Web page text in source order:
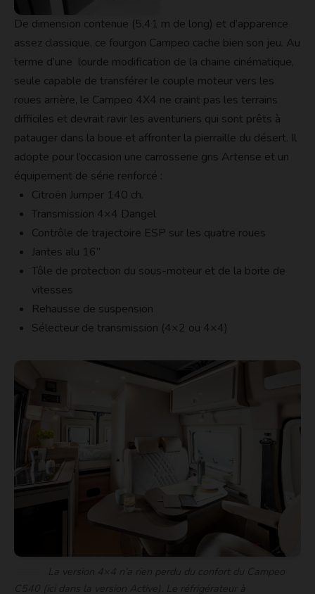
De dimension contenue (5,41 m de long) et d’apparence
assez classique, ce fourgon Campeo cache bien son jeu. Au
terme d’une lourde modification de la chaine cinématique,
seule capable de transférer le couple moteur vers les
roues arrière, le Campeo 4X4 ne craint pas les terrains
difficiles et devrait ravir les aventuriers qui sont prêts à
patauger dans la boue et affronter la pierraille du désert. Il
adopte pour l’occasion une carrosserie gris Artense et un
équipement de série renforcé :
Citroën Jumper 140 ch.
Transmission 4×4 Dangel
Contrôle de trajectoire ESP sur les quatre roues
Jantes alu 16’’
Tôle de protection du sous-moteur et de la boite de
vitesses
Rehausse de suspension
Sélecteur de transmission (4×2 ou 4×4)